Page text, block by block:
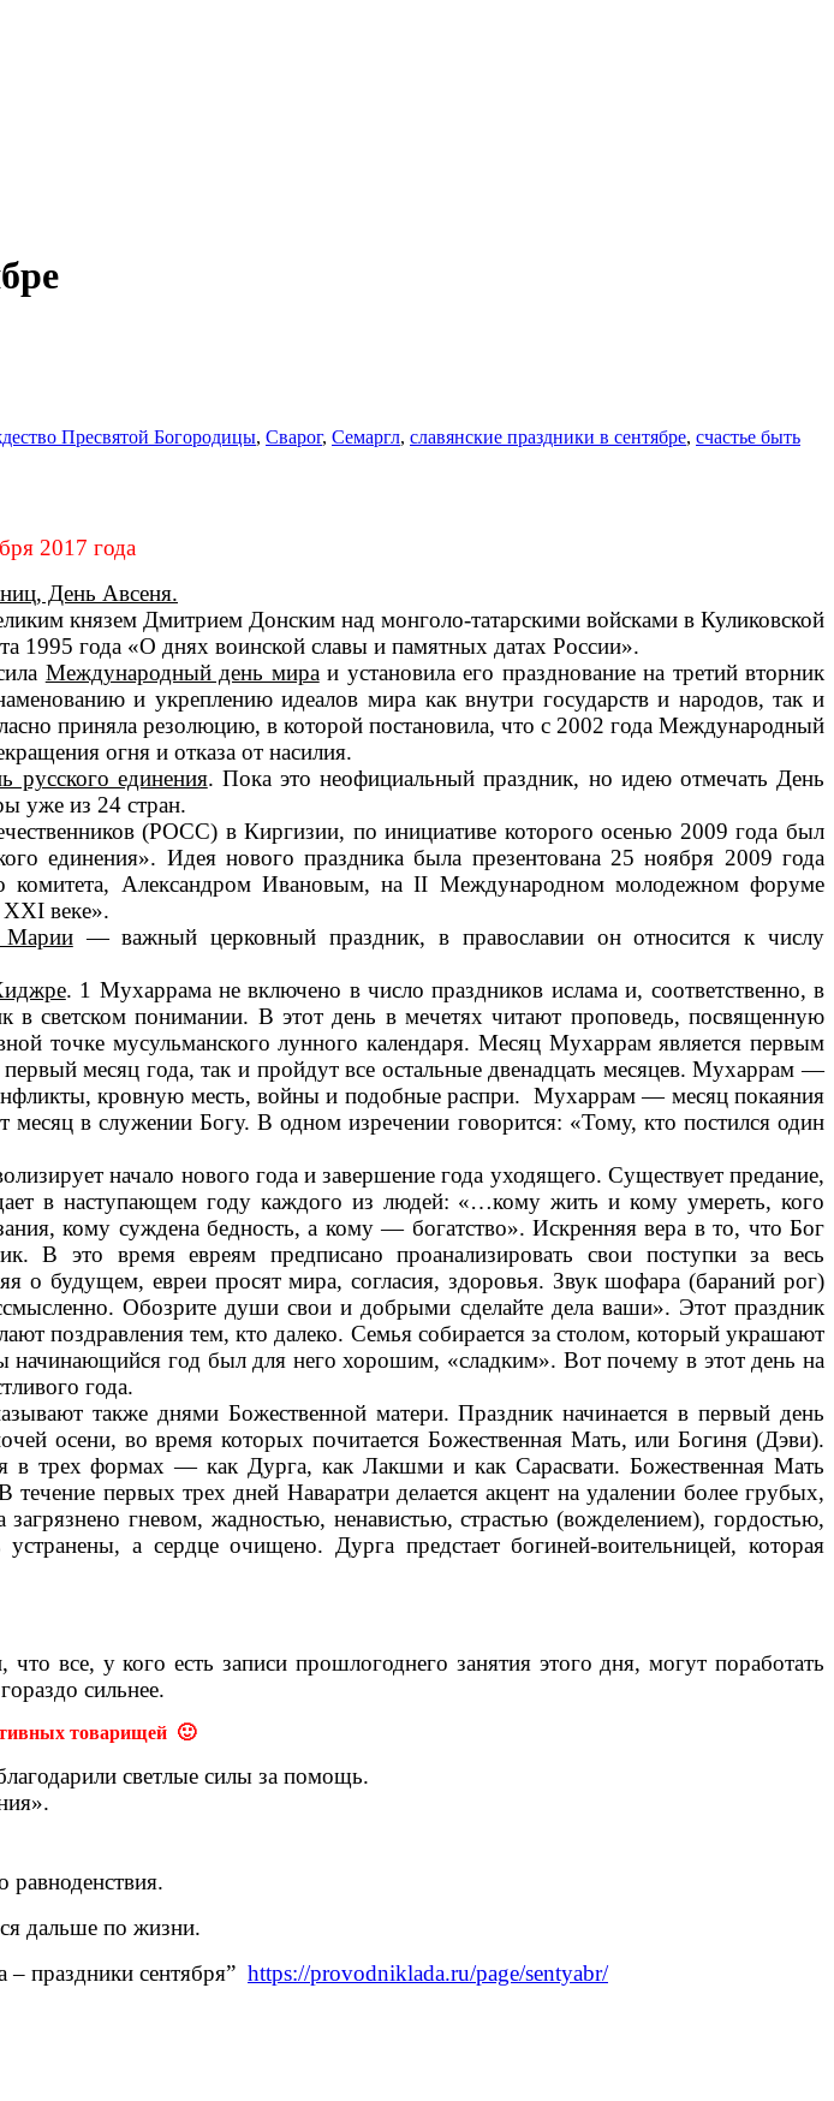
Пресвятой Богородицы, Сварог, Семаргл, славянские праздники в сентябре, счастье быть
2017 года
День Авсеня.
князем Дмитрием Донским над монголо-татарскими войсками в Куликовской
года «О днях воинской славы и памятных датах России».
Международный день мираи установила его празднование на третий вторник
и укреплению идеалов мира как внутри государств и народов, так и
приняла резолюцию, в которой постановила, что с 2002 года Международный
огня и отказа от насилия.
русского единения. Пока это неофициальный праздник, но идею отмечать День
уже из 24 стран.
(РОСС) в Киргизии, по инициативе которого осенью 2009 года был
единения». Идея нового праздника была презентована 25 ноября 2009 года
комитета, Александром Ивановым, на II Международном молодежном форуме
веке».
Марии— важный церковный праздник, в православии он относится к числу
. 1 Мухаррама не включено в число праздников ислама и, соответственно, в
в светском понимании. В этот день в мечетях читают проповедь, посвященную
точке мусульманского лунного календаря. Месяц Мухаррам является первым
месяц года, так и пройдут все остальные двенадцать месяцев. Мухаррам —
кровную месть, войны и подобные распри. Мухаррам — месяц покаяния
в служении Богу. В одном изречении говорится: «Тому, кто постился один
начало нового года и завершение года уходящего. Существует предание,
в наступающем году каждого из людей: «…кому жить и кому умереть, кого
кому суждена бедность, а кому — богатство». Искренняя вера в то, что Бог
В это время евреям предписано проанализировать свои поступки за весь
будущем, евреи просят мира, согласия, здоровья. Звук шофара (бараний рог)
Обозрите души свои и добрыми сделайте дела ваши». Этот праздник
поздравления тем, кто далеко. Семья собирается за столом, который украшают
год был для него хорошим, «сладким». Вот почему в этот день на
года.
также днями Божественной матери. Праздник начинается в первый день
осени, во время которых почитается Божественная Мать, или Богиня (Дэви).
в трех формах — как Дурга, как Лакшми и как Сарасвати. Божественная Мать
первых трех дней Наваратри делается акцент на удалении более грубых,
гневом, жадностью, ненавистью, страстью (вожделением), гордостью,
а сердце очищено. Дурга предстает богиней-воительницей, которая
все, у кого есть записи прошлогоднего занятия этого дня, могут поработать
сильнее.
товарищей 🙂
светлые силы за помощь.
равноденствия.
дальше по жизни.
– праздники сентября” https://provodniklada.ru/page/sentyabr/